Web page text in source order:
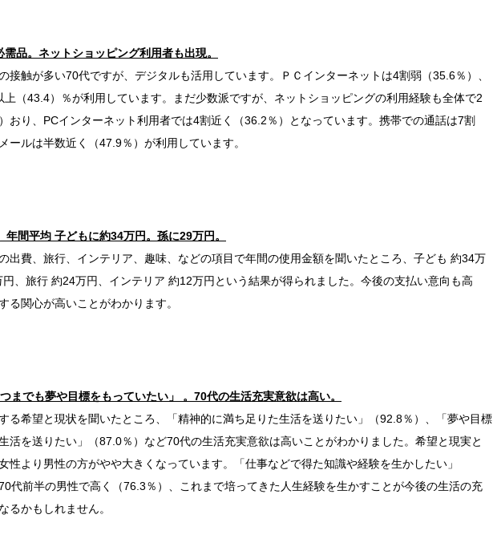
需品。ネットショッピング利用者も出現。
接触が多い70代ですが、デジタルも活用しています。ＰＣインターネットは4割弱（35.6％）、
上（43.4）％が利用しています。まだ少数派ですが、ネットショッピングの利用経験も全体で2
おり、PCインターネット利用者では4割近く（36.2％）となっています。携帯での通話は7割
ールは半数近く（47.9％）が利用しています。
年間平均 子どもに約34万円。孫に29万円。
出費、旅行、インテリア、趣味、などの項目で年間の使用金額を聞いたところ、子ども 約34万
、旅行 約24万円、インテリア 約12万円という結果が得られました。今後の支払い意向も高
る関心が高いことがわかります。
までも夢や目標をもっていたい」 。70代の生活充実意欲は高い。
る希望と現状を聞いたところ、「精神的に満ち足りた生活を送りたい」（92.8％）、「夢や目標
活を送りたい」（87.0％）など70代の生活充実意欲は高いことがわかりました。希望と現実と
性より男性の方がやや大きくなっています。「仕事などで得た知識や経験を生かしたい」
70代前半の男性で高く（76.3％）、これまで培ってきた人生経験を生かすことが今後の生活の充
るかもしれません。